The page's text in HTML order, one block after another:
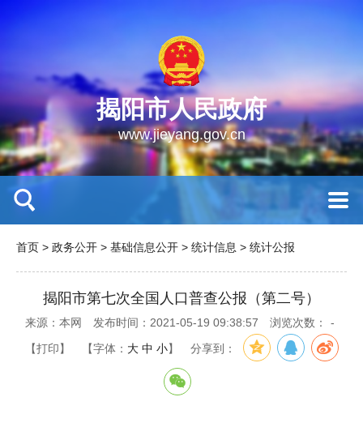
揭阳市人民政府
www.jieyang.gov.cn
首页 > 政务公开 > 基础信息公开 > 统计信息 > 统计公报
揭阳市第七次全国人口普查公报（第二号）
来源：本网 发布时间：2021-05-19 09:38:57 浏览次数： -
【打印】 【字体： 大 中 小】 分享到：